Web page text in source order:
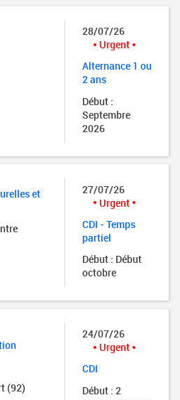
28/07/26
Urgent
Alternance 1 ou
2 ans
Début :
Septembre
2026
et
27/07/26
Urgent
CDI - Temps
partiel
Début : Début
octobre
(92)
24/07/26
Urgent
CDI
Début : 2